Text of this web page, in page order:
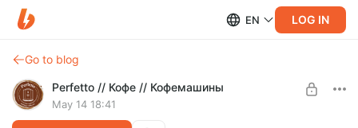
EN LOG IN
Go to blog
Perfetto // Кофе // Кофемашины
May 14 18:41